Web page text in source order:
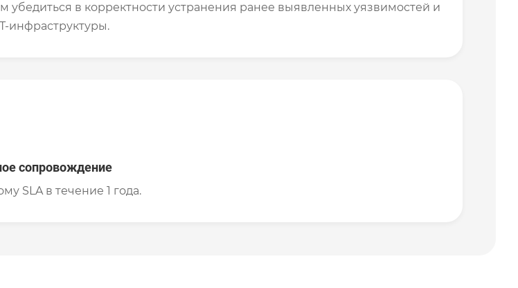
убедиться в корректности устранения ранее выявленных уязвимостей и
инфраструктуры.
сопровождение
SLA в течение 1 года.